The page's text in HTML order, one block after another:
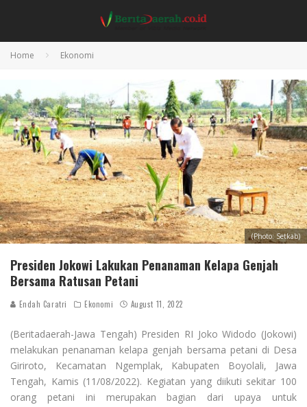
Home Ekonomi
(Photo: Setkab)
Presiden Jokowi Lakukan Penanaman Kelapa Genjah
Bersama Ratusan Petani
Endah Caratri Ekonomi August 11, 2022
(Beritadaerah-Jawa Tengah) Presiden RI Joko Widodo (Jokowi)
melakukan penanaman kelapa genjah bersama petani di Desa
Giriroto, Kecamatan Ngemplak, Kabupaten Boyolali, Jawa
Tengah, Kamis (11/08/2022). Kegiatan yang diikuti sekitar 100
orang petani ini merupakan bagian dari upaya untuk